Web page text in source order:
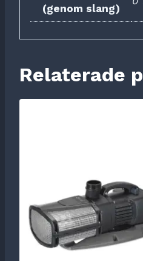
(genom slang)
Relaterade